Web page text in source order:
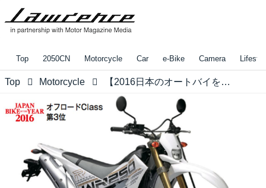
Top 2050CN Motorcycle Car e-Bike Camera
Top Motorcycle 【2016日本のオートバイを紹介！】「オフロードのR1」を目指し、贅沢なメカニズムを採用！！「YAMAHA WR250R」